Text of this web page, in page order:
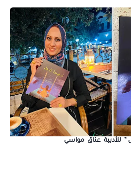
للأديبة عناق مواسي